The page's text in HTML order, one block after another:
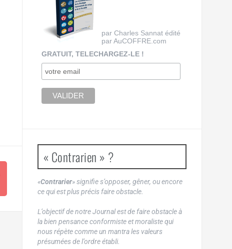
par Charles Sannat édité
par AuCOFFRE.com
GRATUIT, TELECHARGEZ-LE !
« Contrarien » ?
«Contrarier» signifie s’opposer, gêner, ou encore
ce qui est plus précis faire obstacle.
L’objectif de notre Journal est de faire obstacle à
la bien pensance conformiste et moraliste qui
nous répète comme un mantra les valeurs
présumées de l’ordre établi.